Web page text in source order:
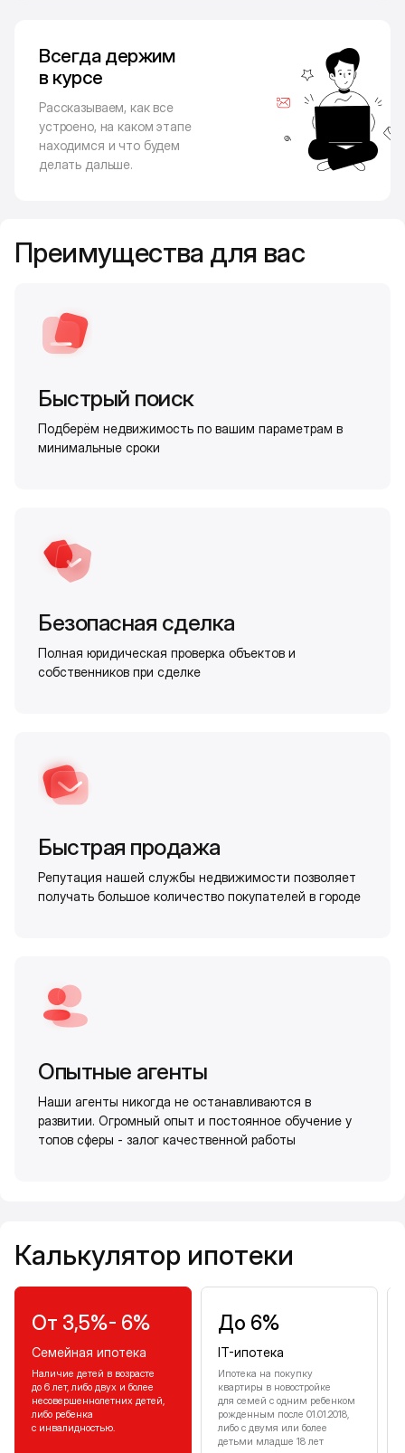
Всегда держим
в курсе
Рассказываем, как все
устроено, на каком этапе
находимся и что будем
делать дальше.
Преимущества для вас
Быстрый поиск
Подберём недвижимость по вашим параметрам в
минимальные сроки
Безопасная сделка
Полная юридическая проверка объектов и
собственников при сделке
Быстрая продажа
Репутация нашей службы недвижимости позволяет
получать большое количество покупателей в городе
Опытные агенты
Наши агенты никогда не останавливаются в
развитии. Огромный опыт и постоянное обучение у
топов сферы - залог качественной работы
Калькулятор ипотеки
От 3,5%- 6%
Семейная ипотека
Наличие детей в возрасте
до 6 лет, либо двух и более
несовершеннолетних детей,
либо ребенка
с инвалидностью.
До 6%
IT-ипотека
Ипотека на покупку
квартиры в новостройке
для семей с одним ребенком
рожденным после 01.01.2018,
либо с двумя или более
детьми младше 18 лет